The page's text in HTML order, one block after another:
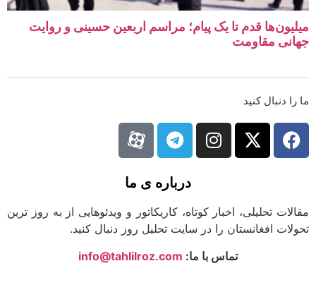
قدم تا یک پیام؛ مراسم اربعین حسینی و روایت
مقاومت
دنبال کنید
درباره ی ما
تحلیلی، اخبار کوتاه، کاریکاتور و ویدئوهایی از به روز ترین
افغانستان را در سایت تحلیل روز دنبال کنید.
تماس با ما:info@tahlilroz.com